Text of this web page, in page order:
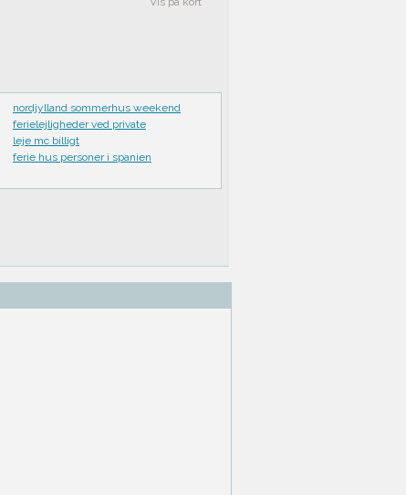
nordjylland sommerhus weekend
ferielejligheder ved private
leje mc billigt
ferie hus personer i spanien